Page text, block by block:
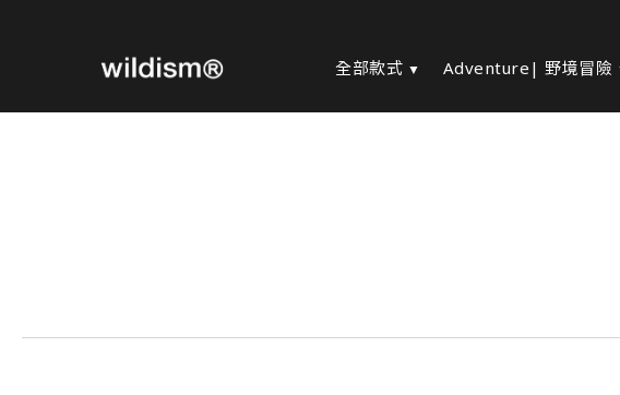
全部款式 Adventure| 野境冒險